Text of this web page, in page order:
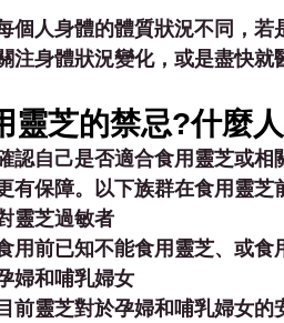
個人身體的體質狀況不同，
注身體狀況變化，或是盡快就
靈芝的禁忌?什麼
認自己是否適合食用靈芝或
有保障。以下族群在食用靈芝
靈芝過敏者
用前已知不能食用靈芝、或食
婦和哺乳婦女
目前靈芝對於孕婦和哺乳婦女的